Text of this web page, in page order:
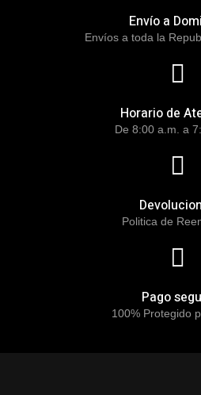
Envío a
Envíos a toda la
Horario de
De 8:00 a.m. a
Politica de
Pago
100% Protegido